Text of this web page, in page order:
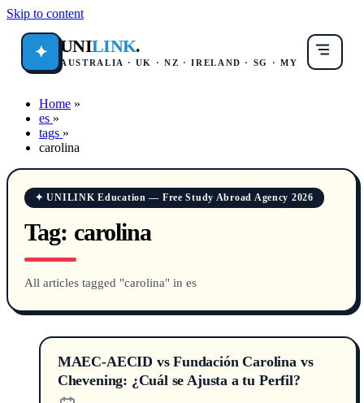
Skip to content
✦ UNILINK.
AUSTRALIA · UK · NZ · IRELAND · SG · MY
Home »
es »
tags »
carolina
✦ UNILINK Education — Free Study Abroad Agency 2026
Tag: carolina
All articles tagged "carolina" in es
MAEC-AECID vs Fundación Carolina vs
Chevening: ¿Cuál se Ajusta a tu Perfil?